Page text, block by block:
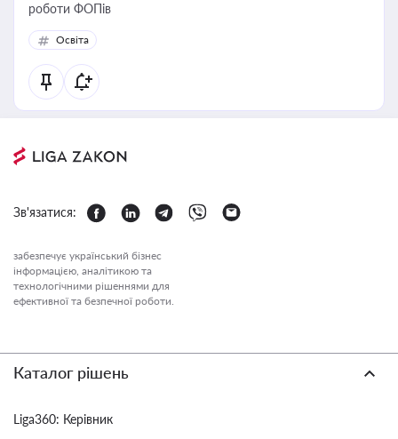
роботи ФОПів
Освіта
Зв'язатися:
забезпечує український бізнес
інформацією, аналітикою та
технологічними рішеннями для
ефективної та безпечної роботи.
Каталог рішень
Liga360: Керівник